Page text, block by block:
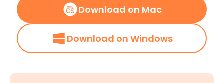
Download on Mac
Download on Windows